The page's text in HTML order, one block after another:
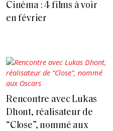
Cinéma : 4 films à voir
en février
Rencontre avec Lukas
Dhont, réalisateur de
“Close”, nommé aux